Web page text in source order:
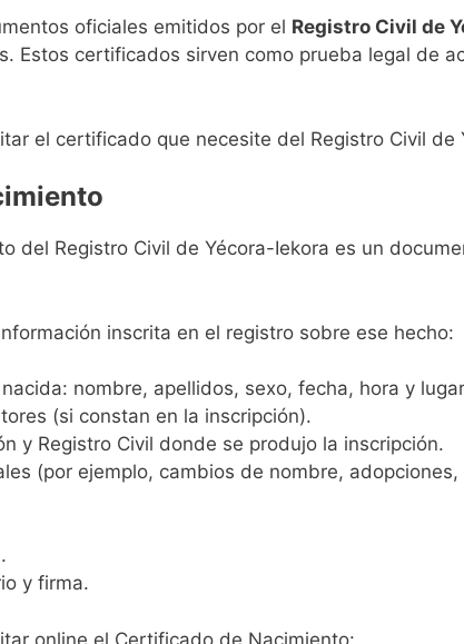
oficiales emitidos por el Registro Civil de
Estos certificados sirven como prueba legal de
el certificado que necesite del Registro Civil de
del Registro Civil de Yécora-Iekora es un
inscrita en el registro sobre ese hecho:
nombre, apellidos, sexo, fecha, hora y
(si constan en la inscripción).
y Registro Civil donde se produjo la inscripción.
(por ejemplo, cambios de nombre,
y firma.
online el Certificado de Nacimiento: